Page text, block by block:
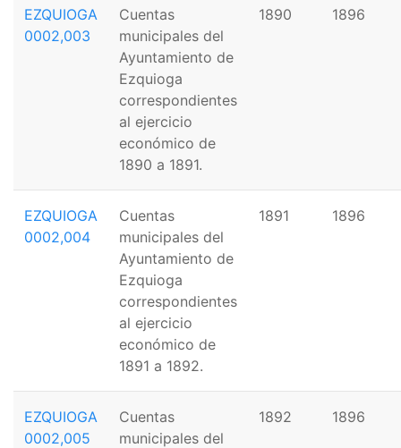
EZQUIOGA
0002,003
Cuentas
municipales del
Ayuntamiento de
Ezquioga
correspondientes
al ejercicio
económico de
1890 a 1891.
1890 1896
EZQUIOGA
0002,004
Cuentas
municipales del
Ayuntamiento de
Ezquioga
correspondientes
al ejercicio
económico de
1891 a 1892.
1891 1896
EZQUIOGA
0002,005
Cuentas
municipales del
1892 1896